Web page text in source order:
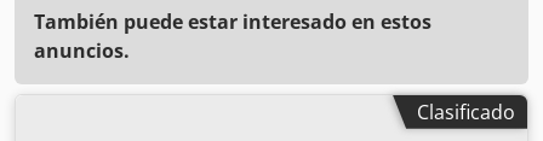
También puede estar interesado en estos
anuncios.
Clasificado